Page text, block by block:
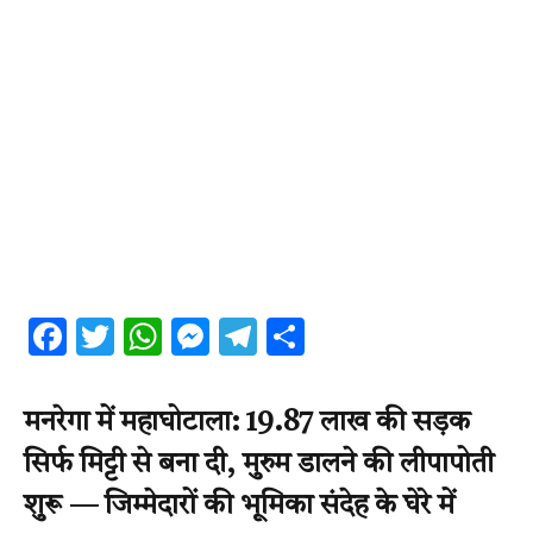
Facebook
Twitter
WhatsApp
Messenger
Telegram
मनरेगा में महाघोटाला: 19.87 लाख की सड़क
सिर्फ मिट्टी से बना दी, मुरुम डालने की लीपापोती
शुरू — जिम्मेदारों की भूमिका संदेह के घेरे में